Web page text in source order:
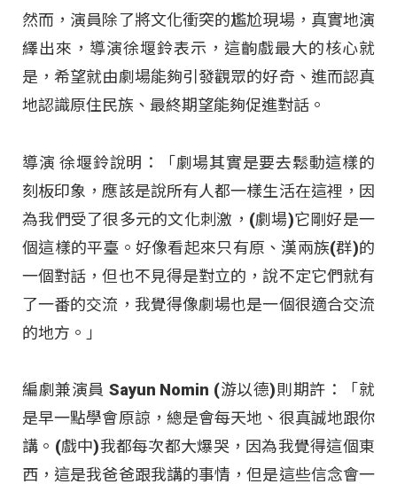
然而，演員除了將文化衝突的尷尬現場，真實地演
繹出來，導演徐堰鈴表示，這齣戲最大的核心就
是，希望就由劇場能夠引發觀眾的好奇、進而認真
地認識原住民族、最終期望能夠促進對話。
導演 徐堰鈴說明：「劇場其實是要去鬆動這樣的
刻板印象，應該是說所有人都一樣生活在這裡，因
為我們受了很多元的文化刺激，(劇場)它剛好是一
個這樣的平臺。好像看起來只有原、漢兩族(群)的
一個對話，但也不見得是對立的，說不定它們就有
了一番的交流，我覺得像劇場也是一個很適合交流
的地方。」
編劇兼演員 Sayun Nomin (游以德)則期許：「就
是早一點學會原諒，總是會每天地、很真誠地跟你
講。(戲中)我都每次都大爆哭，因為我覺得這個東
西，這是我爸爸跟我講的事情，但是這些信念會一